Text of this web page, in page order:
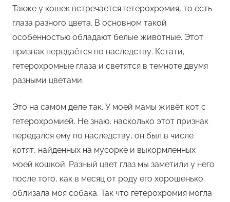
Также у кошек встречается гетерохромия, то есть
глаза разного цвета. В основном такой
особенностью обладают белые животные. Этот
признак передаётся по наследству. Кстати,
гетерохромные глаза и светятся в темноте двумя
разными цветами.
Это на самом деле так. У моей мамы живёт кот с
гетерохромией. Не знаю, насколько этот признак
передался ему по наследству, он был в числе
котят, найденных на мусорке и выкормленных
моей кошкой. Разный цвет глаз мы заметили у него
после того, как в месяц от роду его хорошенько
облизала моя собака. Так что гетерохромия могла